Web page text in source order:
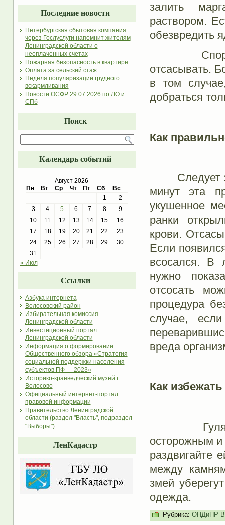
Последние новости
Петербургская сбытовая компания
через Гослуслуги напомнит жителям
Ленинградской области о
неоплаченных счетах
Пожарная безопасность в квартире
Оплата за сельский стаж
Неделя популяризации грудного
вскармливания
Новости ОСФР 29.07.2026 по ЛО и
СПб
Поиск
Календарь событий
Август 2026
Пн
Вт Ср Чт Пт Сб
Вс
1
2
3
4 5 6 7 8
9
10
11 12 13 14 15
16
17
18 19 20 21 22
23
24
25 26 27 28 29
30
31
« Июл
Ссылки
Азбука интернета
Волосовский район
Избирательная комиссия
Ленинградской области
Инвестиционный портал
Ленинградской области
Информация о формировании
Общественного обзора «Стратегия
социальной поддержки населения
субъектов ПФ — 2023»
Историко-краеведческий музей г.
Волосово
Официальный интернет-портал
правовой информации
Правительство Ленинградской
области (раздел "Власть", подраздел
"Выборы")
ЛенКадастр
залить
раствором.
обезвредить
Споры
отсасывать.
в том
добраться
Как
Следует
минут эта
укушенное
ранки
крови.
Если
всосался. В
нужно
отсосать
процедура
случае,
вреда
Как
Гуляя по
осторожным и
раздвигайте
между
змей
одежда.
Рубрика: ОНДиПР